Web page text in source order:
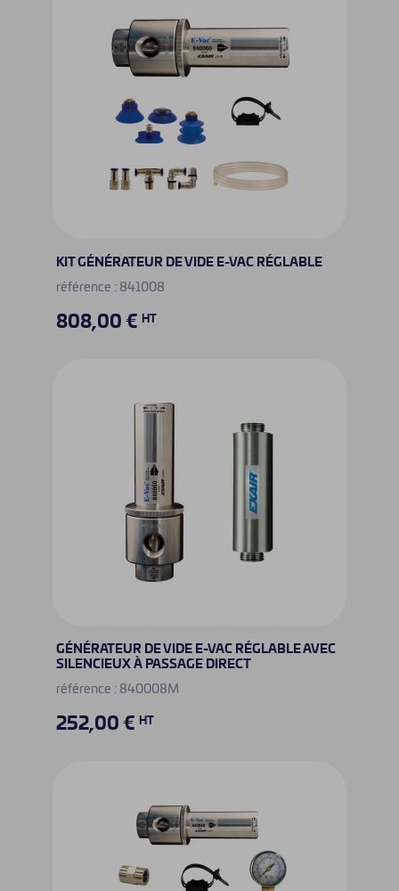
KIT GÉNÉRATEUR DE VIDE E-VAC RÉGLABLE
référence : 841008
808,00 € HT
GÉNÉRATEUR DE VIDE E-VAC RÉGLABLE AVEC
SILENCIEUX À PASSAGE DIRECT
référence : 840008M
252,00 € HT